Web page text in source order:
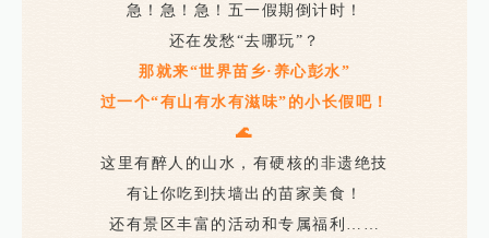
急！急！急！五一假期倒计时！
还在发愁“去哪玩”？
那就来“世界苗乡·养心彭水”
过一个“有山有水有滋味”的小长假吧！
🌊
这里有醉人的山水， 有硬核的非遗绝技
有让你吃到扶墙出的苗家美食！
还有景区丰富的活动和专属福利